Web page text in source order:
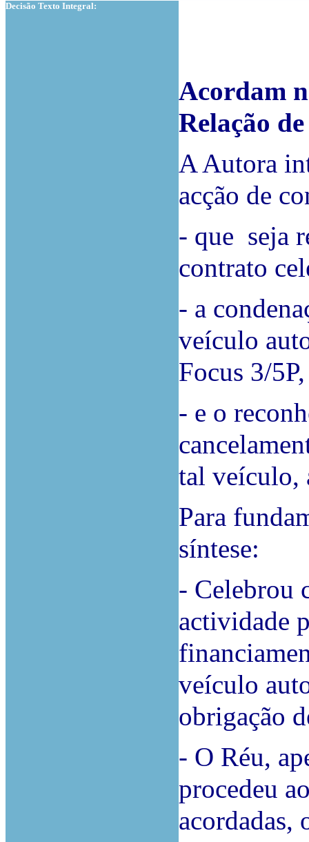
Decisão Texto Integral:
Acordam
Relação
A Autora
acção de
- que seja
contrato
- a
veículo
Focus 3/
- e o
tal veículo,
Para
síntese:
- Celebrou
actividade
veículo
obrigação
- O Réu,
procedeu
acordadas,